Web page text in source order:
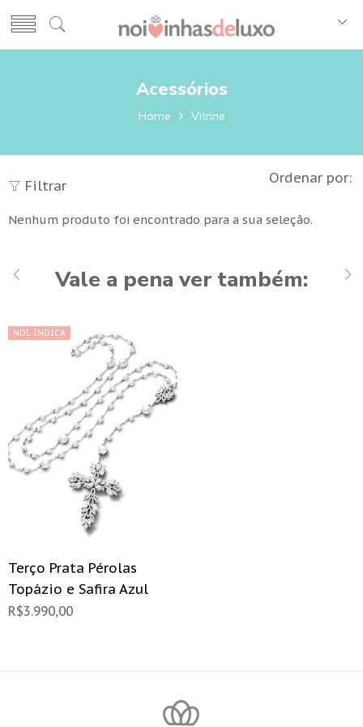
Acessórios
Home Vitrine
Filtrar Ordenar por:
Nenhum produto foi encontrado para a sua seleção.
Vale a pena ver também:
NDL INDICA
Terço Prata Pérolas
Topázio e Safira Azul
R$3.990,00